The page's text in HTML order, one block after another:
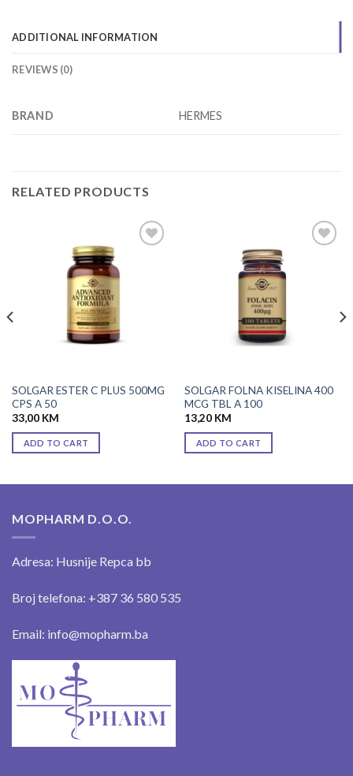
ADDITIONAL INFORMATION
REVIEWS (0)
BRAND HERMES
RELATED PRODUCTS
SOLGAR ESTER C PLUS 500MG
CPS A 50
33,00 KM
ADD TO CART
SOLGAR FOLNA KISELINA 400
MCG TBL A 100
13,20 KM
ADD TO CART
MOPHARM D.O.O.
Adresa: Husnije Repca bb
Broj telefona: +387 36 580 535
Email: info@mopharm.ba